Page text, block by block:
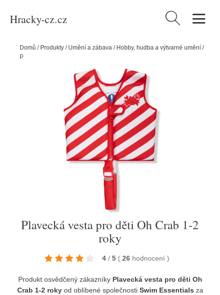
Hracky-cz.cz Vyhledávání
Domů / Produkty / Umění a zábava / Hobby, hudba a výtvarné umění /
Plavecká vesta pro děti Oh Crab 1-2 roky
Plavecká vesta pro děti Oh Crab 1-2
roky
4 / 5 ( 26 hodnocení )
Produkt osvědčený zákazníky Plavecká vesta pro děti Oh
Crab 1-2 rokyod oblíbené společnosti Swim Essentials za